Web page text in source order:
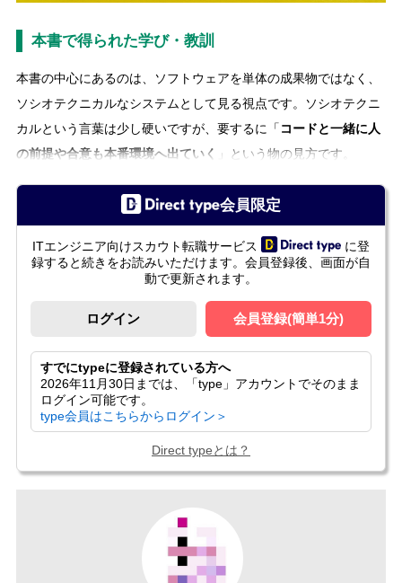
本書で得られた学び・教訓
本書の中心にあるのは、ソフトウェアを単体の成果物ではなく、
ソシオテクニカルなシステムとして見る視点です。ソシオテクニ
カルという言葉は少し硬いですが、要するに「 コードと一緒に人
の前提や合意も本番環境へ出ていく 」という物の見方です。
会員限定
ITエンジニア向けスカウト転職サービス
に登
録すると続きをお読みいただけます。会員登録後、画面が自
動で更新されます。
ログイン 会員登録(簡単1分)
すでにtypeに登録されている方へ
2026年11月30日までは、「type」アカウントでそのまま
ログイン可能です。
type会員はこちらからログイン＞
Direct typeとは？